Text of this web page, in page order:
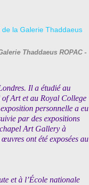
Thaddaeus ROPAC -
Il a étudié au
of Art et au Royal College
personnelle a eu
par des expositions
Art Gallery à
ont été exposées au
et à l’École nationale